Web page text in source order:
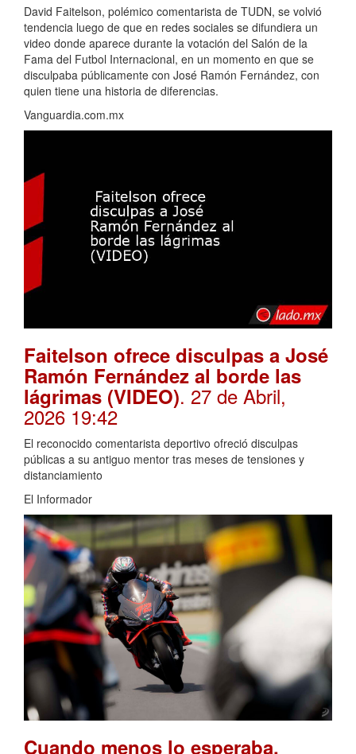
David Faitelson, polémico comentarista de TUDN, se volvió
tendencia luego de que en redes sociales se difundiera un
video donde aparece durante la votación del Salón de la
Fama del Futbol Internacional, en un momento en que se
disculpaba públicamente con José Ramón Fernández, con
quien tiene una historia de diferencias.
Vanguardia.com.mx
Faitelson ofrece disculpas a José
Ramón Fernández al borde las
lágrimas (VIDEO). 27 de Abril,
2026 19:42
El reconocido comentarista deportivo ofreció disculpas
públicas a su antiguo mentor tras meses de tensiones y
distanciamiento
El Informador
Cuando menos lo esperaba,